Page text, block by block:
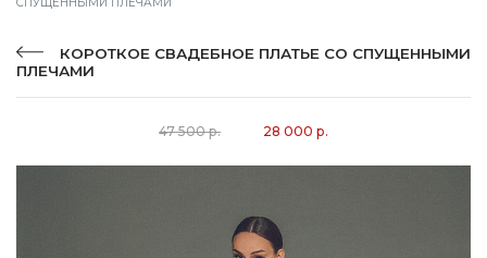
КОРОТКОЕ СВАДЕБНОЕ ПЛАТЬЕ СО СПУЩЕННЫМИ
ПЛЕЧАМИ
47 500 р. 28 000 р.